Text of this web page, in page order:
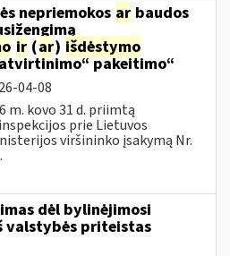
nepriemokos ar baudos
ir (ar) išdėstymo
pakeitimo“
04-08
m. kovo 31 d. priimtą
inspekcijos prie Lietuvos
viršininko įsakymą Nr.
dėl bylinėjimosi
valstybės priteistas